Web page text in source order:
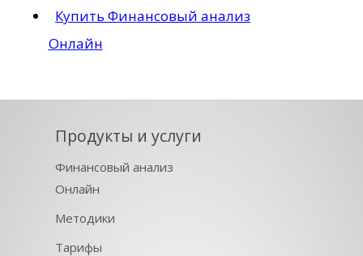
Купить Финансовый анализ
Онлайн
Продукты и услуги
Финансовый анализ
Онлайн
Методики
Тарифы